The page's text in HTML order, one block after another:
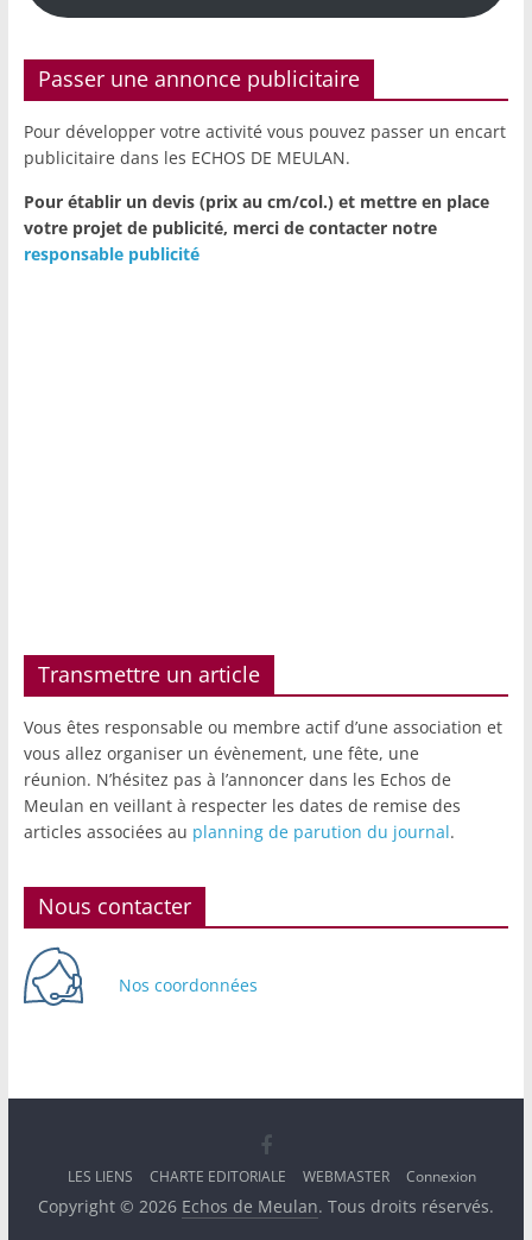
Passer une annonce publicitaire
Pour développer votre activité vous pouvez passer un encart
publicitaire dans les ECHOS DE MEULAN.
Pour établir un devis (prix au cm/col.) et mettre en place
votre projet de publicité, merci de contacter notre
responsable publicité
Transmettre un article
Vous êtes responsable ou membre actif d’une association et
vous allez organiser un évènement, une fête, une
réunion. N’hésitez pas à l’annoncer dans les Echos de
Meulan en veillant à respecter les dates de remise des
articles associées au planning de parution du journal.
Nous contacter
Nos coordonnées
LES LIENS CHARTE EDITORIALE WEBMASTER Connexion
Copyright © 2026 Echos de Meulan. Tous droits réservés.